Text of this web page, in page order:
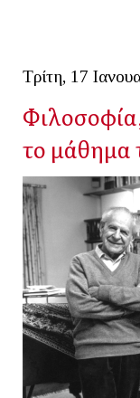
Τρίτη, 17
Φιλοσοφία,
το μάθημα